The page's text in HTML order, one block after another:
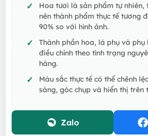
Hoa tươi là sản phẩm tự nhiên,
nên thành phẩm thực tế tương
90% so với hình ảnh.
Thành phần hoa, lá phụ và phụ
điều chỉnh theo tình trạng
hàng.
Màu sắc thực tế có thể chênh
sáng, góc chụp và hiển thị trên
Zalo